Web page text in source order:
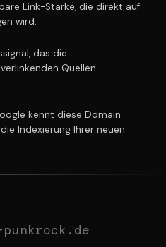
Link-Stärke, die direkt auf
wird.
das die
Quellen
kennt diese Domain
Indexierung Ihrer neuen
punkrock.de